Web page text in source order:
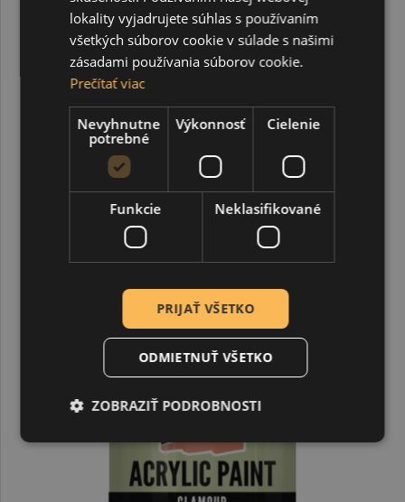
Akrylová farba, glamour, 50 ml, starostrieborná
lokality vyjadrujete súhlas s používaním
všetkých súborov cookie v súlade s našimi
zásadami používania súborov cookie.
Prečítať viac
Nevyhnutne
potrebné
Výkonnosť Cielenie
Funkcie Neklasifikované
PRIJAŤ VŠETKO
ODMIETNUŤ VŠETKO
ZOBRAZIŤ PODROBNOSTI